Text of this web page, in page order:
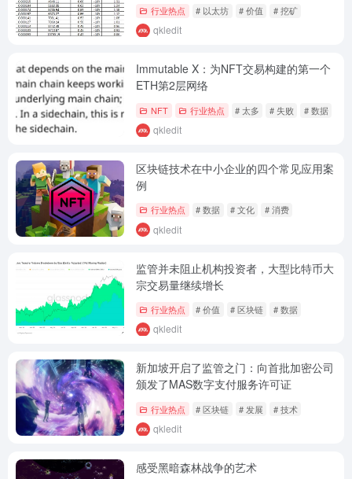
行业热点 # 以太坊 # 价值 # 挖矿
qkledit
Immutable X：为NFT交易构建的第一个
ETH第2层网络
NFT 行业热点 # 太多 # 失败 # 数据
qkledit
区块链技术在中小企业的四个常见应用案
例
行业热点 # 数据 # 文化 # 消费
qkledit
监管并未阻止机构投资者，大型比特币大
宗交易量继续增长
行业热点 # 价值 # 区块链 # 数据
qkledit
新加坡开启了监管之门：向首批加密公司
颁发了MAS数字支付服务许可证
行业热点 # 区块链 # 发展 # 技术
qkledit
感受黑暗森林战争的艺术